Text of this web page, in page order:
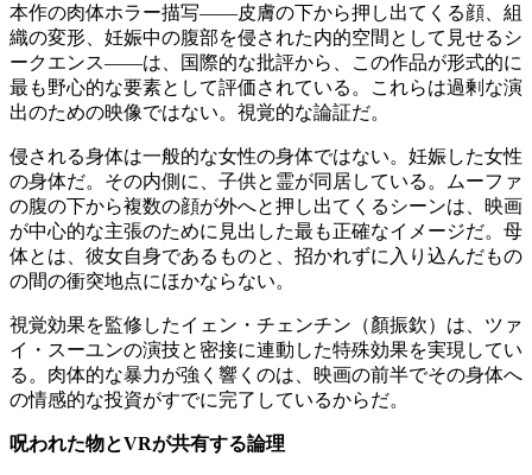
本作の肉体ホラー描写——皮膚の下から押し出てくる顔、組
織の変形、妊娠中の腹部を侵された内的空間として見せるシ
ークエンス——は、国際的な批評から、この作品が形式的に
最も野心的な要素として評価されている。これらは過剰な演
出のための映像ではない。視覚的な論証だ。
侵される身体は一般的な女性の身体ではない。妊娠した女性
の身体だ。その内側に、子供と霊が同居している。ムーファ
の腹の下から複数の顔が外へと押し出てくるシーンは、映画
が中心的な主張のために見出した最も正確なイメージだ。母
体とは、彼女自身であるものと、招かれずに入り込んだもの
の間の衝突地点にほかならない。
視覚効果を監修したイェン・チェンチン（顏振欽）は、ツァ
イ・スーユンの演技と密接に連動した特殊効果を実現してい
る。肉体的な暴力が強く響くのは、映画の前半でその身体へ
の情感的な投資がすでに完了しているからだ。
呪われた物とVRが共有する論理